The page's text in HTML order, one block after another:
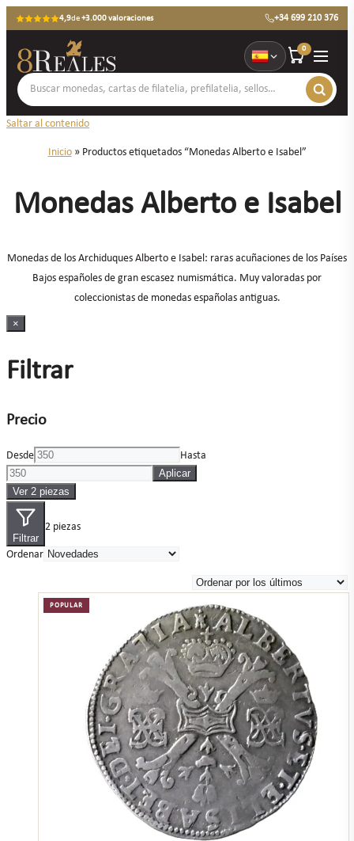
4,9de+3.000 valoraciones +34 699 210 376
0
Saltar al contenido
Inicio» Productos etiquetados “Monedas Alberto e Isabel”
Monedas Alberto e Isabel
Monedas de los Archiduques Alberto e Isabel: raras acuñaciones de los Países
Bajos españoles de gran escasez numismática. Muy valoradas por
coleccionistas de monedas españolas antiguas.
×
Filtrar
Precio
Desde
Hasta
Aplicar
Ver 2 piezas
Filtrar
2 piezas
Ordenar
POPULAR